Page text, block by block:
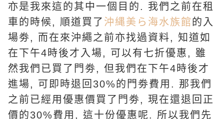
亦是我來這的其中一個目的. 我們之前在租
車的時候, 順道買了 沖縄美ら海水族館的入
場劵, 而在來沖繩之前亦找過資料, 知道如
在下午4時後才入場, 可以有七折優惠, 雖
然我們已買了門劵, 但我們在下午4時後才
進場, 可即時退回30%的門劵費用. 那我們
之前已經用優惠價買了門劵, 現在還退回正
價的30%費用, 這十份優惠呢. 所以我們先